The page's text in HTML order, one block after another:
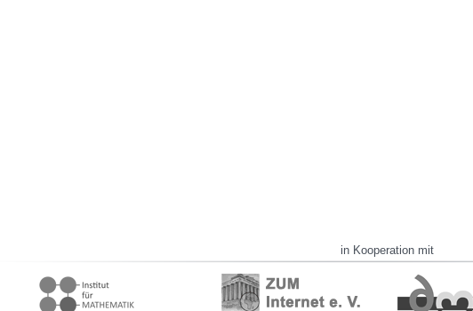
in Kooperation mit